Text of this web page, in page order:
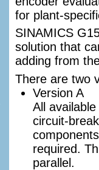
for plant-
SINAMICS
solution that
adding from
There are two
Version A
All
circuit-
required.
parallel.